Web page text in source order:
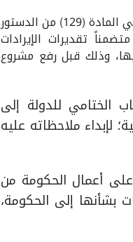
تقضي المادة (129) من الدستور
تقديرات الإيرادات
وذلك قبل رفع مشروع
الختامي للدولة إلى
لإبداء ملاحظاته عليه
أعمال الحكومة من
بشأنها إلى الحكومة،